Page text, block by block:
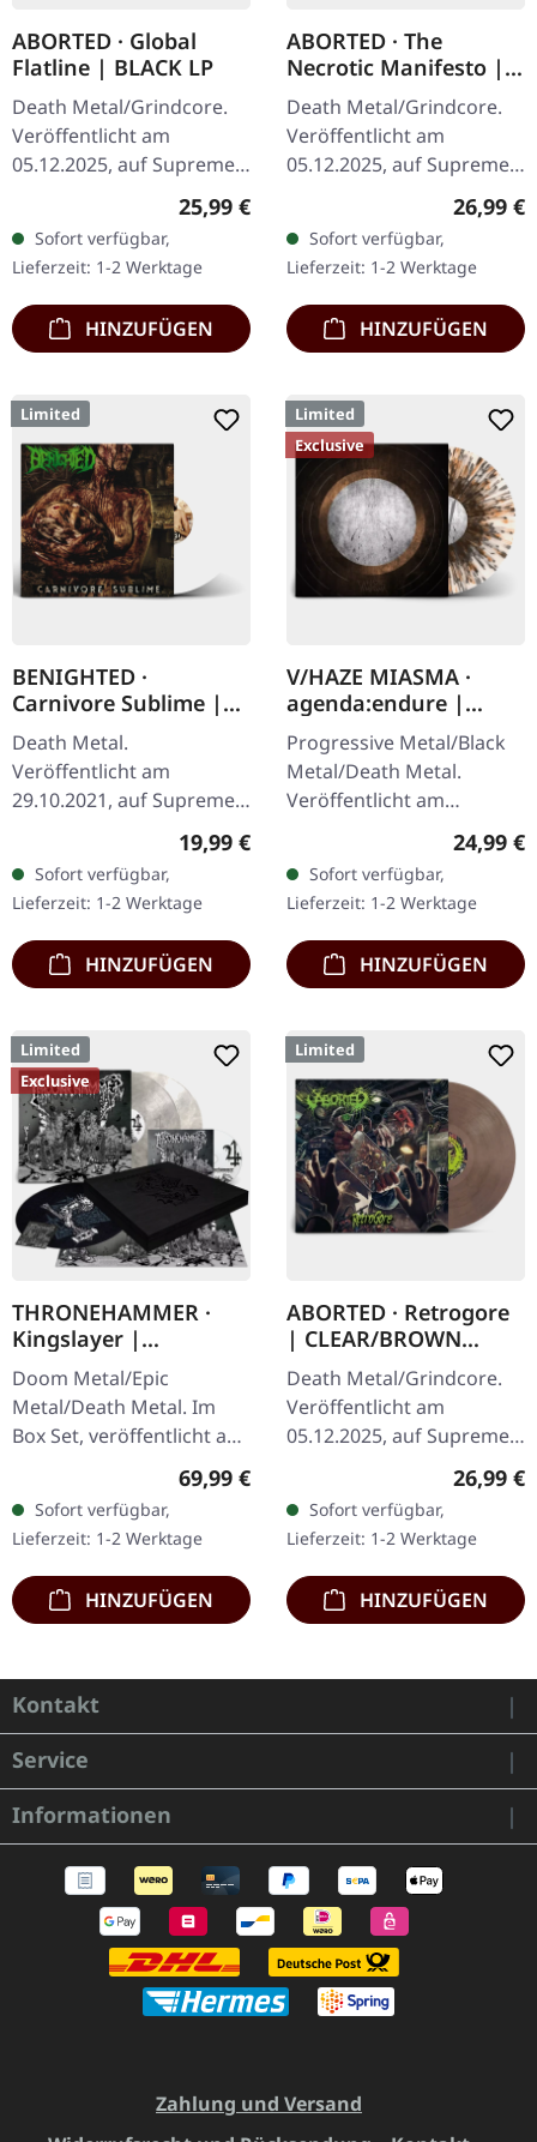
ABORTED · Global
Flatline | BLACK LP
Death Metal/Grindcore.
Veröffentlicht am
05.12.2025, auf Supreme
Schwarzes Vinyl im
Gatefold-Cover. Vinyl-
Spezifikationen: ·
Schweres,…
Regulärer Preis:
25,99 €
Sofort verfügbar,
Lieferzeit: 1-2 Werktage
HINZUFÜGEN
ABORTED · The
Necrotic Manifesto |
TRANSPARENT
LIME/BLACK MARBLED
LP
Death Metal/Grindcore.
Veröffentlicht am
05.12.2025, auf Supreme
Grüngelb/Schwarz "Evil
Slime" marmoriertes
Vinyl.…
26,99 €
Sofort verfügbar,
Lieferzeit: 1-2 Werktage
HINZUFÜGEN
Limited
BENIGHTED ·
Carnivore Sublime |
WHITE LP
Death Metal.
Veröffentlicht am
29.10.2021, auf Supreme
Chaos Records. Weißes
Vinyl. Neuauflage als
hochwertiges Vinyl mit
Original Splatter…
Regulärer Preis:
19,99 €
Sofort verfügbar,
Lieferzeit: 1-2 Werktage
HINZUFÜGEN
Limited
Exclusive
V/HAZE MIASMA ·
agenda:endure |
SPLATTER LP
Progressive Metal/Black
Metal/Death Metal.
Veröffentlicht am
08.12.2023, auf Supreme
Chaos Records. SCR
Exklusives Ultra
Clear/Silber/Gold/Schwar
z…
24,99 €
Sofort verfügbar,
Lieferzeit: 1-2 Werktage
HINZUFÜGEN
Limited
Exclusive
THRONEHAMMER ·
Kingslayer |
EXCLUSIVE BOX SET
Doom Metal/Epic
Metal/Death Metal. Im
Box Set, veröffentlicht am
24.11.2023, auf Supreme
Chaos Records. Schwere
Holzbox mit speziellem
Schwarz in…
Regulärer Preis:
69,99 €
Sofort verfügbar,
Lieferzeit: 1-2 Werktage
HINZUFÜGEN
Limited
ABORTED · Retrogore
| CLEAR/BROWN
MARBLED LP
Death Metal/Grindcore.
Veröffentlicht am
05.12.2025, auf Supreme
Clear/Braun "Zombified
Cream" marmoriertes
Vinyl. Limitiert auf 200…
26,99 €
Sofort verfügbar,
Lieferzeit: 1-2 Werktage
HINZUFÜGEN
Kontakt
Service
Informationen
Zahlung und Versand